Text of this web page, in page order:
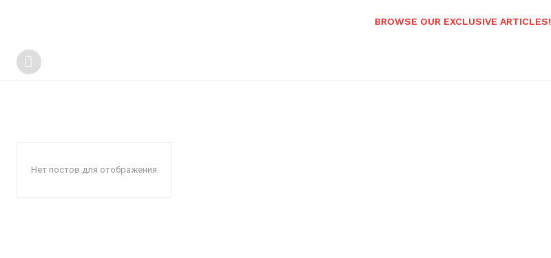
BROWSE OUR EXCLUSIVE ARTICLES!
Нет постов для отображения